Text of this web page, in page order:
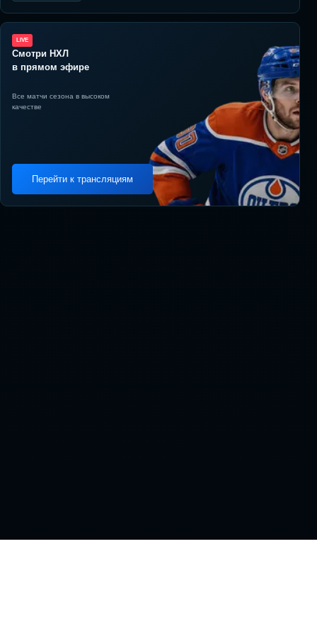
LIVE
Смотри НХЛ
в прямом эфире
Все матчи сезона в высоком
качестве
Перейти к трансляциям